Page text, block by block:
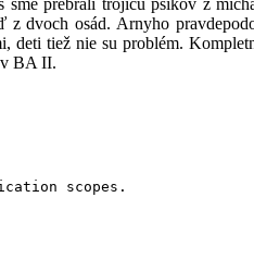
z dvoch osád. Arnyho
deti tiež nie su problém.
v BA II.
scopes.